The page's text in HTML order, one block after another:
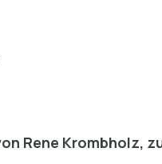
Rene Krombholz,